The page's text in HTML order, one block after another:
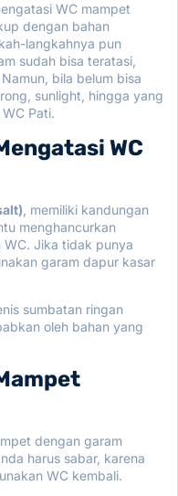
WC mampet
dengan bahan
langkahnya pun
sudah bisa teratasi,
bila belum bisa
sunlight, hingga yang
Pati.
WC
, memiliki kandungan
menghancurkan
Jika tidak punya
garam dapur kasar
sumbatan ringan
oleh bahan yang
dengan garam
harus sabar, karena
WC kembali.